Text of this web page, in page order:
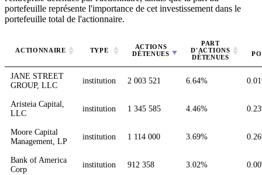
portefeuille représente l'importance de cet investissement dans le
portefeuille total de l'actionnaire.
ACTIONNAIRE TYPE
ACTIONS
DÉTENUES
PART
D'ACTIONS
DÉTENUES
JANE STREET
GROUP, LLC
institution 2 003 521 6.64%
Aristeia Capital,
LLC
institution 1 345 585 4.46%
Moore Capital
Management, LP
institution 1 114 000 3.69%
Bank of America
Corp
institution 912 358 3.02%